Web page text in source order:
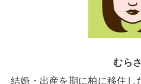
むら
結婚・出産を期に柏に移住し